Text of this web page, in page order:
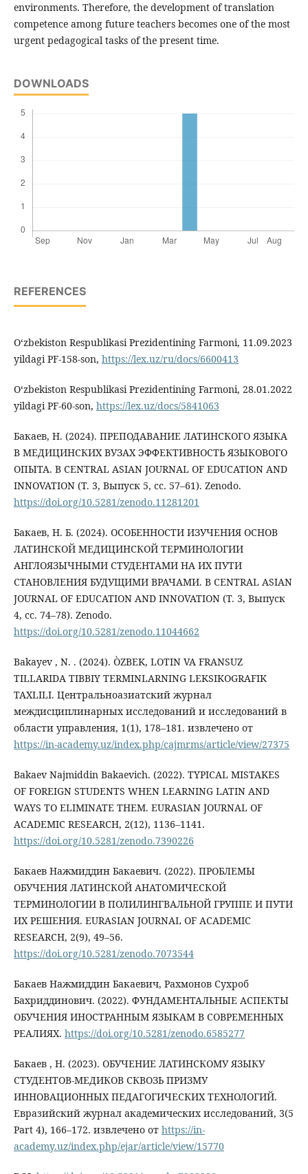
environments. Therefore, the development of translation
competence among future teachers becomes one of the most
urgent pedagogical tasks of the present time.
DOWNLOADS
REFERENCES
O‘zbekiston Respublikasi Prezidentining Farmoni, 11.09.2023
yildagi PF-158-son, https://lex.uz/ru/docs/6600413
O‘zbekiston Respublikasi Prezidentining Farmoni, 28.01.2022
yildagi PF-60-son, https://lex.uz/docs/5841063
Бакаев, Н. (2024). ПРЕПОДАВАНИЕ ЛАТИНСКОГО ЯЗЫКА
В МЕДИЦИНСКИХ ВУЗАХ ЭФФЕКТИВНОСТЬ ЯЗЫКОВОГО
ОПЫТА. В CENTRAL ASIAN JOURNAL OF EDUCATION AND
INNOVATION (Т. 3, Выпуск 5, сс. 57–61). Zenodo.
https://doi.org/10.5281/zenodo.11281201
Бакаев, Н. Б. (2024). ОСОБЕННОСТИ ИЗУЧЕНИЯ ОСНОВ
ЛАТИНСКОЙ МЕДИЦИНСКОЙ ТЕРМИНОЛОГИИ
АНГЛОЯЗЫЧНЫМИ СТУДЕНТАМИ НА ИХ ПУТИ
СТАНОВЛЕНИЯ БУДУЩИМИ ВРАЧАМИ. В CENTRAL ASIAN
JOURNAL OF EDUCATION AND INNOVATION (Т. 3, Выпуск
4, сс. 74–78). Zenodo.
https://doi.org/10.5281/zenodo.11044662
Bakayev , N. . (2024). ÒZBEK, LOTIN VA FRANSUZ
TILLARIDA TIBBIY TERMINLARNING LEKSIKOGRAFIK
TAXLILI. Центральноазиатский журнал
междисциплинарных исследований и исследований в
области управления, 1(1), 178–181. извлечено от
https://in-academy.uz/index.php/cajmrms/article/view/27375
Bakaev Najmiddin Bakaevich. (2022). TYPICAL MISTAKES
OF FOREIGN STUDENTS WHEN LEARNING LATIN AND
WAYS TO ELIMINATE THEM. EURASIAN JOURNAL OF
ACADEMIC RESEARCH, 2(12), 1136–1141.
https://doi.org/10.5281/zenodo.7390226
Бакаев Нажмиддин Бакаевич. (2022). ПРОБЛЕМЫ
ОБУЧЕНИЯ ЛАТИНСКОЙ АНАТОМИЧЕСКОЙ
ТЕРМИНОЛОГИИ В ПОЛИЛИНГВАЛЬНОЙ ГРУППЕ И ПУТИ
ИХ РЕШЕНИЯ. EURASIAN JOURNAL OF ACADEMIC
RESEARCH, 2(9), 49–56.
https://doi.org/10.5281/zenodo.7073544
Бакаев Нажмиддин Бакаевич, Рахмонов Сухроб
Бахриддинович. (2022). ФУНДАМЕНТАЛЬНЫЕ АСПЕКТЫ
ОБУЧЕНИЯ ИНОСТРАННЫМ ЯЗЫКАМ В СОВРЕМЕННЫХ
РЕАЛИЯХ. https://doi.org/10.5281/zenodo.6585277
Бакаев , Н. (2023). ОБУЧЕНИЕ ЛАТИНСКОМУ ЯЗЫКУ
СТУДЕНТОВ-МЕДИКОВ СКВОЗЬ ПРИЗМУ
ИННОВАЦИОННЫХ ПЕДАГОГИЧЕСКИХ ТЕХНОЛОГИЙ.
Евразийский журнал академических исследований, 3(5
Part 4), 166–172. извлечено от https://in-
academy.uz/index.php/ejar/article/view/15770